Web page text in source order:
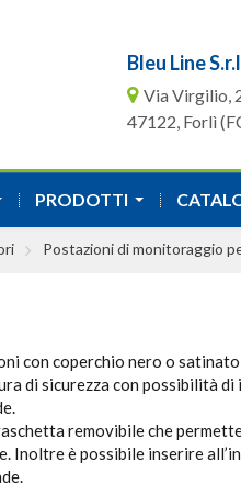
Bleu Line
Via Virgilio,
47122, Forlì
PRODOTTI
Postazioni di monitoraggio
con coperchio nero o satinato
di sicurezza con possibilità di
removibile che
Inoltre è possibile inserire